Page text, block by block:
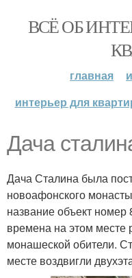
ВСЁ ОБ
главная
интерьер для
Дача
Дача Сталина была
новоафонского
название объект
времена на этом месте
монашеской обители.
месте воздвигли